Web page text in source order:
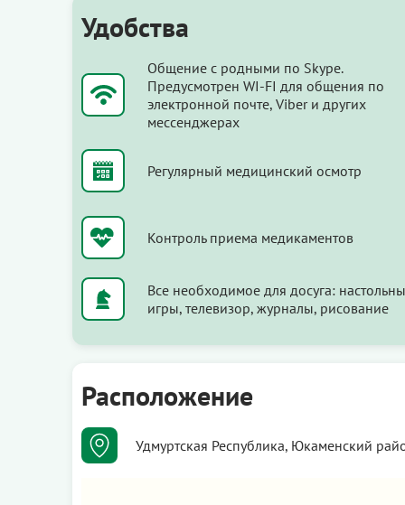
Удобства
Общение с родными по Skype.
Предусмотрен WI-FI для общения по
электронной почте, Viber и других
мессенджерах
Регулярный медицинский осмотр
Контроль приема медикаментов
Все необходимое для досуга:
игры, телевизор, журналы, рисование
Расположение
Удмуртская Республика, Юкаменский